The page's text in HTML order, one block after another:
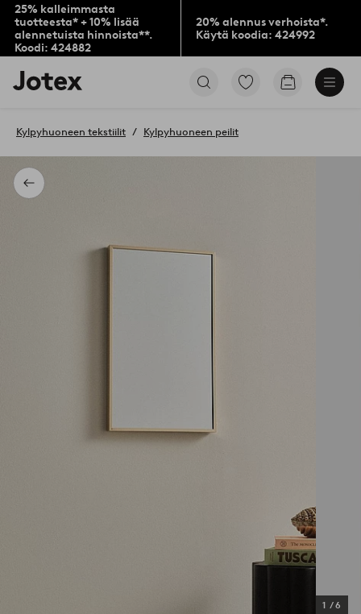
25% kalleimmasta
tuotteesta* + 10% lisää
alennetuista hinnoista**.
Koodi: 424882
20% alennus verhoista*.
Käytä koodia: 424992
Jotex-
logo
aloitussivulle
Siirry
Siirry
Takaisin
Kylpyhuoneen tekstiilit Kylpyhuoneen peilit
1 /6